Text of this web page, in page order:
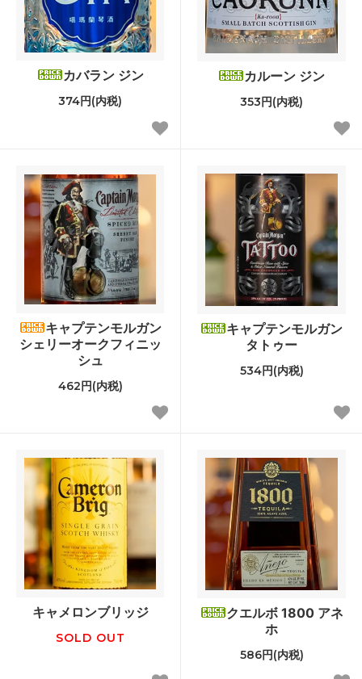
カバラン ジン
374円(内税)
カルーン ジン
353円(内税)
キャプテンモルガン
シェリーオークフィニッ
シュ
462円(内税)
キャプテンモルガン
タトゥー
534円(内税)
キャメロンブリッジ
SOLD OUT
クエルボ 1800 アネ
ホ
586円(内税)